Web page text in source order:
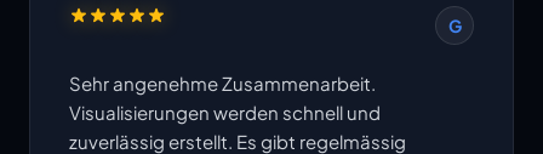
G
Sehr angenehme Zusammenarbeit.
Visualisierungen werden schnell und
zuverlässig erstellt. Es gibt regelmässig